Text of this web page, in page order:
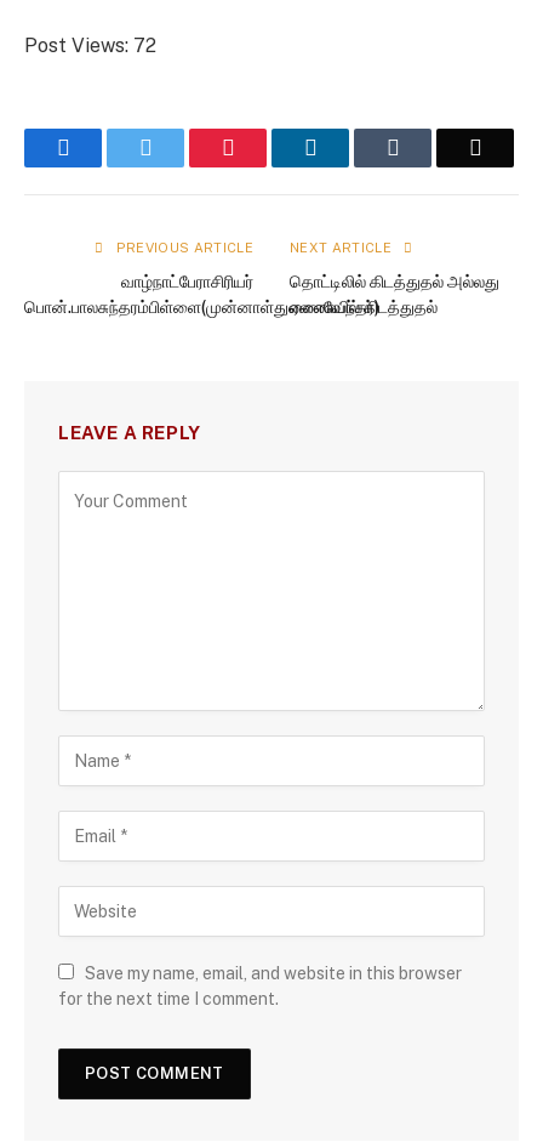
Post Views: 72
Facebook Pinterest LinkedIn
PREVIOUS ARTICLE
வாழ்நாட்பேராசிரியர்
பொன்.பாலசுந்தரம்பிள்ளை(முன்னாள்துணைவேந்தர்)
NEXT ARTICLE
தொட்டிலில் கிடத்துதல் அல்லது
ஏணையில் கிடத்துதல்
LEAVE A REPLY
Save my name, email, and website in this browser
for the next time I comment.